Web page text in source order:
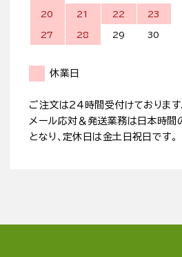
20 21 22 23
27 28 29 30
休業日
ご注文は24時間受付けております
メール応対＆発送業務は日本時
となり、定休日は金土日祝日です。